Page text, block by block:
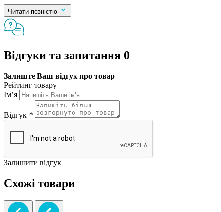
Читати повністю
Відгуки та запитання 0
Залиште Ваш відгук про товар
Рейтинг товару
Ім’я
Відгук *
Залишити відгук
Схожі товари